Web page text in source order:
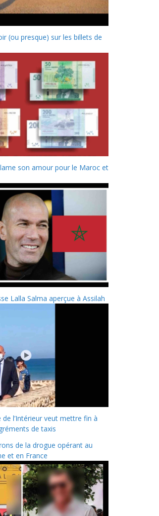
(ou presque) sur les billets de
son amour pour le Maroc et
Lalla Salma aperçue à Assilah
l’Intérieur veut mettre fin à
de taxis
de la drogue opérant au
et en France